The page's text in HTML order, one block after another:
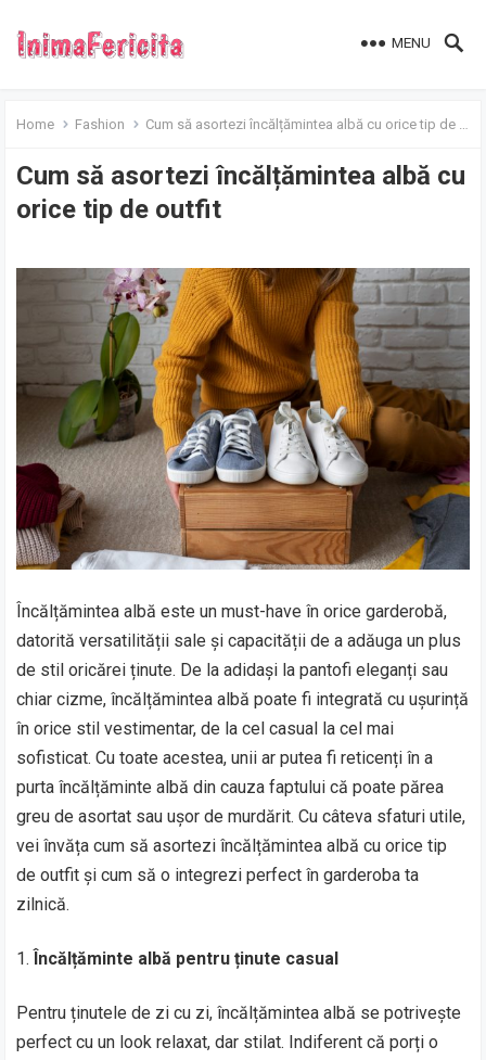
MENU
Home Fashion Cum să asortezi încălțămintea albă cu orice tip de outfit
Cum să asortezi încălțămintea albă cu
orice tip de outfit
Încălțămintea albă este un must-have în orice garderobă,
datorită versatilității sale și capacității de a adăuga un plus
de stil oricărei ținute. De la adidași la pantofi eleganți sau
chiar cizme, încălțămintea albă poate fi integrată cu ușurință
în orice stil vestimentar, de la cel casual la cel mai
sofisticat. Cu toate acestea, unii ar putea fi reticenți în a
purta încălțăminte albă din cauza faptului că poate părea
greu de asortat sau ușor de murdărit. Cu câteva sfaturi utile,
vei învăța cum să asortezi încălțămintea albă cu orice tip
de outfit și cum să o integrezi perfect în garderoba ta
zilnică.
Încălțăminte albă pentru ținute casual
Pentru ținutele de zi cu zi, încălțămintea albă se potrivește
perfect cu un look relaxat, dar stilat. Indiferent că porți o